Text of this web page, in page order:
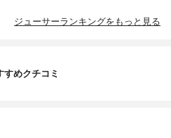
ジューサーランキングをもっと見る
すめクチコミ